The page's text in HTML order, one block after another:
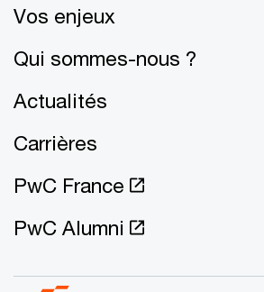
Vos enjeux
Qui sommes-nous ?
Actualités
Carrières
PwC France
PwC Alumni